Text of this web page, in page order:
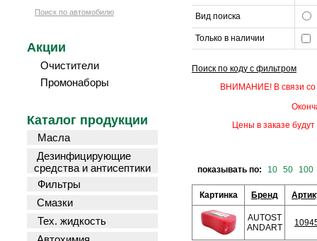
Поиск по автомобилю
Акции
Очистители
Промонаборы
Каталог продукции
Масла
Дезинфицирующие
средства и антисептики
Фильтры
Смазки
Тех. жидкость
Вид поиска
Только в наличии
Поиск по коду с фильтром
ВНИМАНИЕ! В связи со
Цены в заказе
показывать по: 10 50 100
Картинка Бренд
AUTOST
ANDART